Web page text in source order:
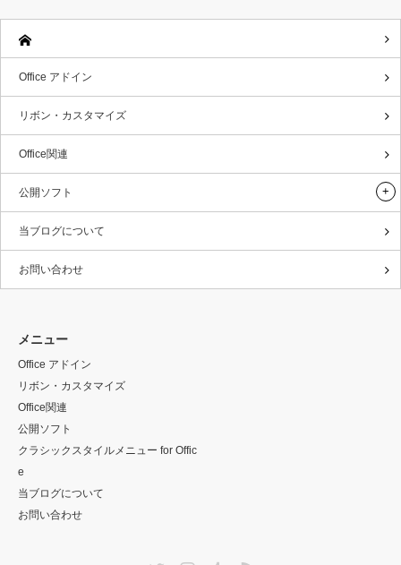
Office アドイン
リボン・カスタマイズ
Office関連
公開ソフト
当ブログについて
お問い合わせ
メニュー
Office アドイン
リボン・カスタマイズ
Office関連
公開ソフト
クラシックスタイルメニュー for Offic
e
当ブログについて
お問い合わせ
RSS